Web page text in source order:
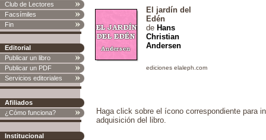
Club de Lectores
Facsímiles
Fin
Editorial
Publicar un libro
Publicar un PDF
Servicios editoriales
Afiliados
¿Cómo funciona?
Institucional
El jardín del
Edén
de Hans
Christian
Andersen
Haga click sobre el ícono correspondiente para
adquisición del libro.